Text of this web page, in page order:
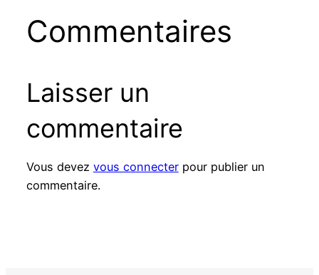
Commentaires
Laisser un
commentaire
Vous devez vous connecterpour publier un
commentaire.